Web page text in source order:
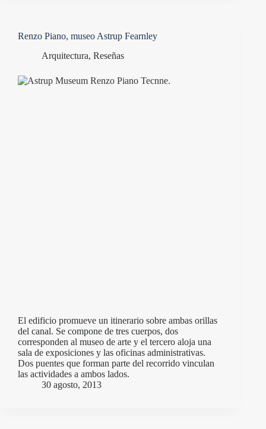
Renzo Piano, museo Astrup Fearnley
Arquitectura, Reseñas
El edificio promueve un itinerario sobre ambas orillas
del canal. Se compone de tres cuerpos, dos
corresponden al museo de arte y el tercero aloja una
sala de exposiciones y las oficinas administrativas.
Dos puentes que forman parte del recorrido vinculan
las actividades a ambos lados.
30 agosto, 2013